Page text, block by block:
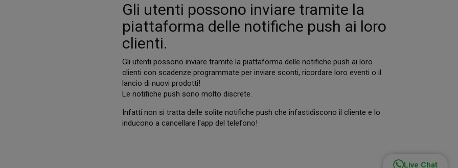
Gli utenti possono inviare tramite la
piattaforma delle notifiche push ai loro
clienti.
Gli utenti possono inviare tramite la piattaforma delle notifiche push ai loro
clienti con scadenze programmate per inviare sconti, ricordare loro eventi o il
lancio di nuovi prodotti!
Le notifiche push sono molto discrete.
Infatti non si tratta delle solite notifiche push che infastidiscono il cliente e lo
inducono a cancellare l'app del telefono!
Live Chat